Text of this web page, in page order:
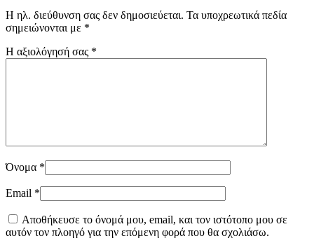
Η ηλ. διεύθυνση σας δεν δημοσιεύεται. Τα υποχρεωτικά πεδία
σημειώνονται με *
Η αξιολόγησή σας *
Όνομα *
Email *
Αποθήκευσε το όνομά μου, email, και τον ιστότοπο μου σε
αυτόν τον πλοηγό για την επόμενη φορά που θα σχολιάσω.